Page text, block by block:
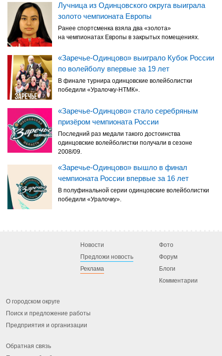
Лучница из Одинцовского округа выиграла
золото чемпионата Европы
Ранее спортсменка взяла два «золота»
на чемпионатах Европы в закрытых помещениях.
«Заречье-Одинцово» выиграло Кубок России
по волейболу впервые за 19 лет
В финале турнира одинцовские волейболистки
победили «Уралочку-НТМК».
«Заречье-Одинцово» стало серебряным
призёром чемпионата России
Последний раз медали такого достоинства
одинцовские волейболистки получали в сезоне
2008/09.
«Заречье-Одинцово» вышло в финал
чемпионата России впервые за 16 лет
В полуфинальной серии одинцовские волейболистки
победили «Уралочку».
Новости
Предложи новость
Реклама
Фото
Форум
Блоги
Комментарии
О городском округе
Поиск и предложение работы
Предприятия и организации
Обратная связь